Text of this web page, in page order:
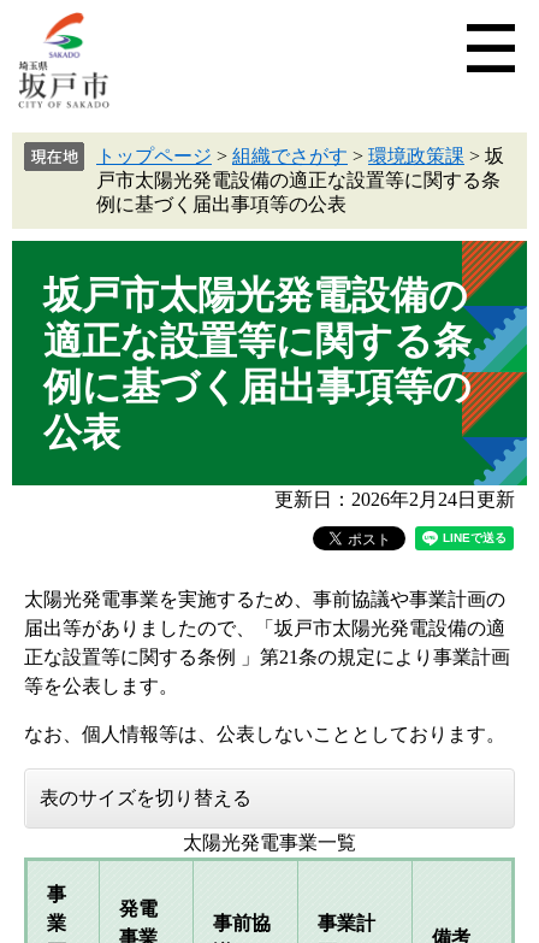
トップページ > 組織でさがす > 環境政策課 > 坂
戸市太陽光発電設備の適正な設置等に関する条
例に基づく届出事項等の公表
坂戸市太陽光発電設備の
適正な設置等に関する条
例に基づく届出事項等の
公表
更新日：2026年2月24日更新
太陽光発電事業を実施するため、事前協議や事業計画の
届出等がありましたので、「坂戸市太陽光発電設備の適
正な設置等に関する条例 」第21条の規定により事業計画
等を公表します。
なお、個人情報等は、公表しないこととしております。
表のサイズを切り替える
太陽光発電事業一覧
事
業
発電
事業
事前協
事業計
備考